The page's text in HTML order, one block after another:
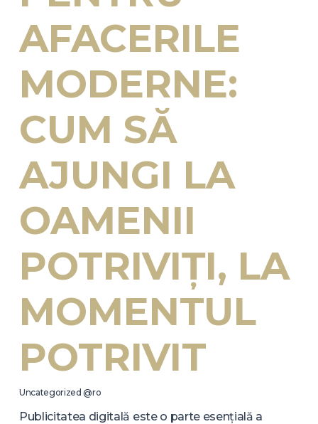
AFACERILE
MODERNE:
CUM SĂ
AJUNGI LA
OAMENII
POTRIVIȚI, LA
MOMENTUL
POTRIVIT
Uncategorized @ro
Publicitatea digitală este o parte esențială a